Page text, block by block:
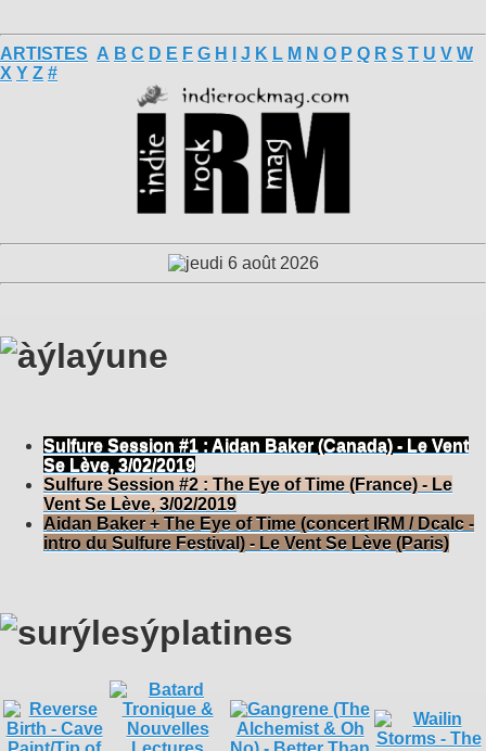
ARTISTES A B C D E F G H J K L M N O P Q R S T U V W
X Y Z #
Sulfure Session #1 : Aidan Baker (Canada) - Le Vent
Se Lève, 3/02/2019
Sulfure Session #2 : The Eye of Time (France) - Le
Vent Se Lève, 3/02/2019
Aidan Baker + The Eye of Time (concert IRM / Dcalc -
intro du Sulfure Festival) - Le Vent Se Lève (Paris)